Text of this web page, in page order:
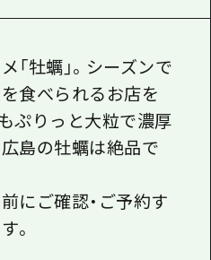
牡蠣」。シーズンで
食べられるお店を
ぷりっと大粒で濃厚
島の牡蠣は絶品で
にご確認・ご予約す
。